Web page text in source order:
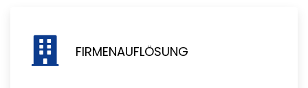
FIRMENAUFLÖSUNG